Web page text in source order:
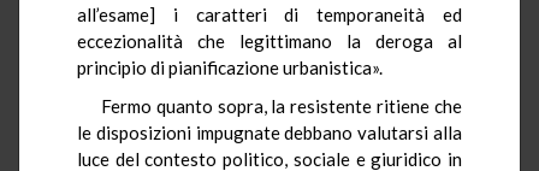
all’esame] i caratteri di temporaneità ed
eccezionalità che legittimano la deroga al
principio di pianificazione urbanistica».
Fermo quanto sopra, la resistente ritiene che
le disposizioni impugnate debbano valutarsi alla
luce del contesto politico, sociale e giuridico in